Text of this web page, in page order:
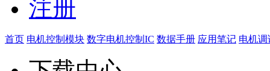
注册
首页 电机控制模块 数字电机控制IC 数据手册 应用笔记 电机